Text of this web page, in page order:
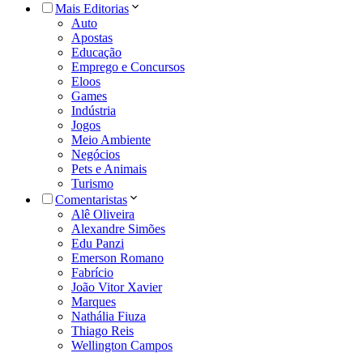
Mais Editorias
Auto
Apostas
Educação
Emprego e Concursos
Eloos
Games
Indústria
Jogos
Meio Ambiente
Negócios
Pets e Animais
Turismo
Comentaristas
Alê Oliveira
Alexandre Simões
Edu Panzi
Emerson Romano
Fabrício
João Vitor Xavier
Marques
Nathália Fiuza
Thiago Reis
Wellington Campos